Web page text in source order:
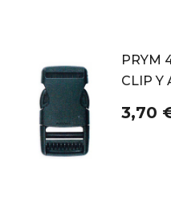
PRYM
CLIP Y
3,70